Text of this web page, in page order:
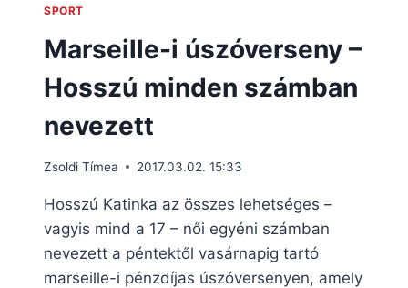
SPORT
Marseille-i úszóverseny –
Hosszú minden számban
nevezett
Zsoldi Tímea 2017.03.02. 15:33
Hosszú Katinka az összes lehetséges –
vagyis mind a 17 – női egyéni számban
nevezett a péntektől vasárnapig tartó
marseille-i pénzdíjas úszóversenyen, amely